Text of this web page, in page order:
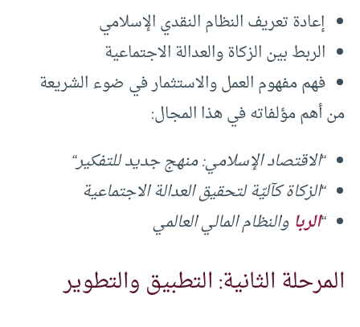
إعادة تعريف النظام النقدي الإسلامي
الربط بين الزكاة والعدالة الاجتماعية
فهم مفهوم العمل والاستثمار في ضوء الشريعة
من أهم مؤلفاته في هذا المجال:
“الاقتصاد الإسلامي: منهج جديد للتفكير“
“الزكاة كآليّة لتحقيق العدالة الاجتماعية
“الربا والنظام المالي العالمي
المرحلة الثانية: التطبيق والتطوير